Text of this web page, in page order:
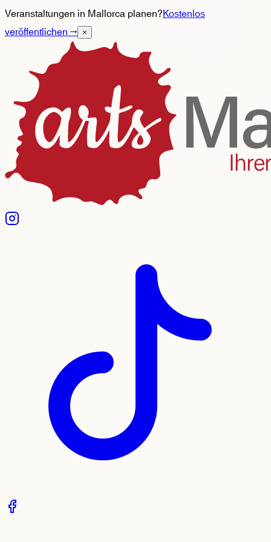
Veranstaltungen in Mallorca planen?Kostenlos
veröffentlichen→ ×